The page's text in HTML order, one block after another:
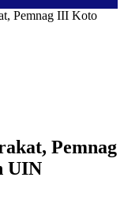
Pemnag III Koto
Pemnag
UIN